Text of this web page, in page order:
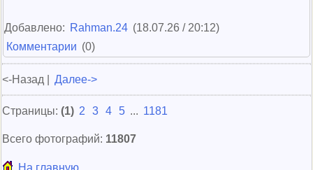
Добавлено: Rahman.24 (18.07.26 / 20:12)
Комментарии (0)
<-Назад | Далее->
Страницы: (1) 2 3 4 5 ... 1181
Всего фотографий: 11807
На главную